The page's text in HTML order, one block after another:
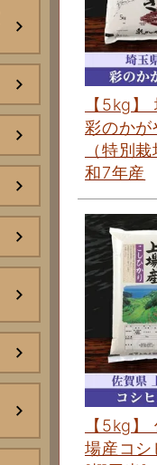
【5kg】
彩のかが
（特別
和7年産
【5kg】
場産コシ